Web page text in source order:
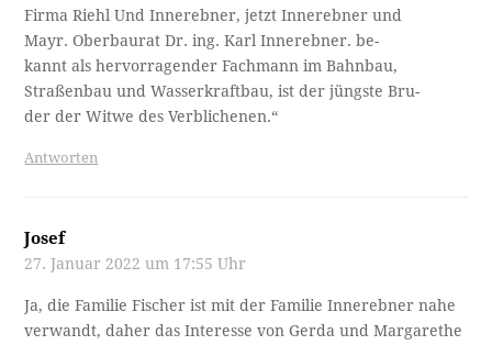
Firma Riehl Und Innerebner, jetzt Innerebner und
Mayr. Oberbaurat Dr. ing. Karl Innerebner. be­-
kannt als hervorragender Fachmann im Bahnbau,
Straßenbau und Wasserkraftbau, ist der jüngste Bru­-
der der Witwe des Verblichenen.“
Antworten
Josef
27. Januar 2022 um 17:55 Uhr
Ja, die Familie Fischer ist mit der Familie Innerebner nahe
verwandt, daher das Interesse von Gerda und Margarethe